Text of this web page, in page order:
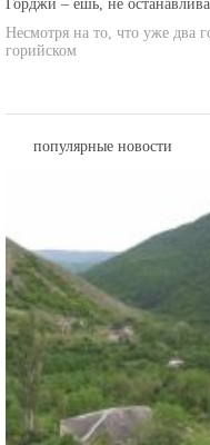
Горджи – ешь, не
Несмотря на то, что уже два
горийском
популярные новости